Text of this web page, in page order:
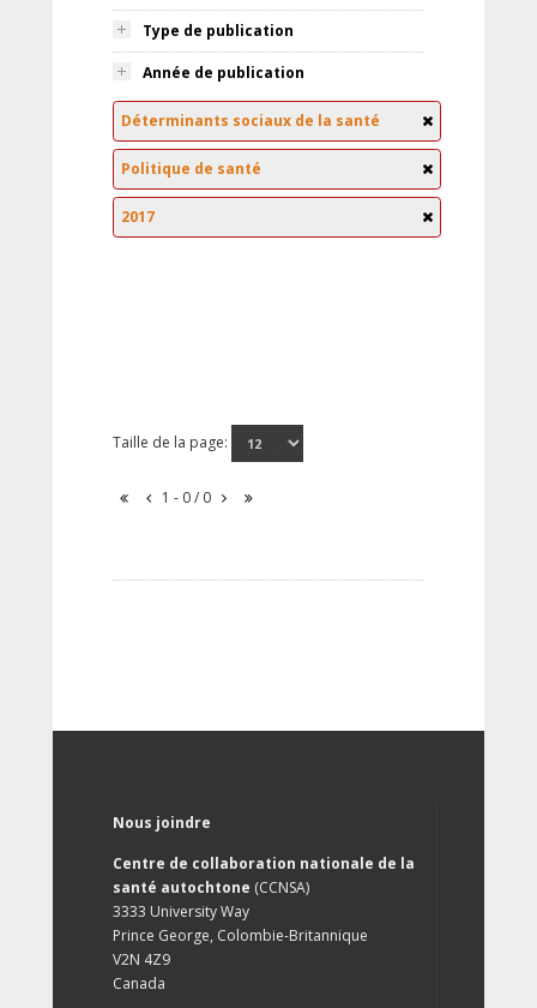
Type de publication
Année de publication
Déterminants sociaux de la santé
Politique de santé
2017
Taille de la page:
1 - 0 / 0
Nous joindre
Centre de collaboration nationale de la
santé autochtone (CCNSA)
3333 University Way
Prince George, Colombie-Britannique
V2N 4Z9
Canada